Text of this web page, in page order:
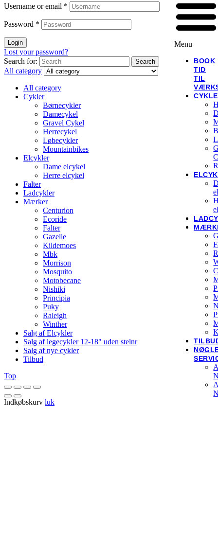
Menu
BOOK
TID
TIL
Username or email *
Password *
Login
Lost your password?
Search for:
Search
All category
All category
Cykler
Børnecykler
Damecykel
Gravel Cykel
Herrecykel
Løbecykler
Mountainbikes
Elcykler
Dame elcykel
Herre elcykel
Falter
Ladcykler
Mærker
Centurion
Ecoride
Falter
Gazelle
Kildemoes
Mbk
Morrison
Mosquito
Motobecane
Nishiki
Principia
Puky
Raleigh
Winther
Salg af Elcykler
Salg af legecykler 12-18" uden stelnr
Salg af nye cykler
Tilbud
Top
Indkøbskurv luk